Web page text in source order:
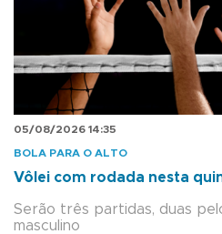
05/08/2026 14:35
BOLA PARA O ALTO
Vôlei com rodada nesta
Serão três partidas, duas
masculino